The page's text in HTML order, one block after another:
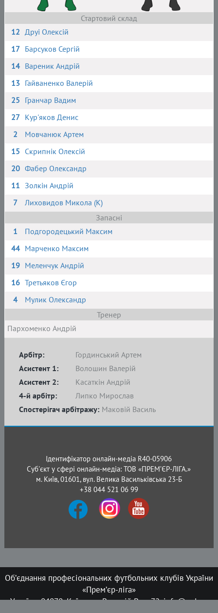
Стартовий склад
12 Друі Олексій
17 Барсуков Сергій
14 Вареник Андрій
13 Гайваненко Валерій
25 Гранчар Вадим
27 Кур'яков Денис
2
Мовчанюк Артем
15 Скрипнік Олексій
20 Фабер Олександр
11 Золкін Андрій
7
Лиховидов Микола (К)
Запасні
1
Подгородецький Максим
44 Марченко Максим
19 Меленчук Андрій
16 Третьяков Єгор
4
Мулик Олександр
Тренер
Пархоменко Андрій
Арбітр:
Гординський Артем
Асистент 1:
Волошин Валерій
Асистент 2:
Касаткін Андрій
4-й арбітр:
Липко Мирослав
Спостерігач арбітражу: Маковій Василь
Ідентифікатор онлайн-медіа R40-05906
Суб'єкт у сфері онлайн-медіа: ТОВ «ПРЕМ’ЄР-ЛІГА.»
м. Київ, 01601, вул. Велика Васильківська 23-Б
+38 044 521 06 99
Об’єднання професіональних футбольних клубів України
«Прем’єр-ліга»
Україна, 04070, Київ, вул. Верхній Вал, 72, info@upl.ua